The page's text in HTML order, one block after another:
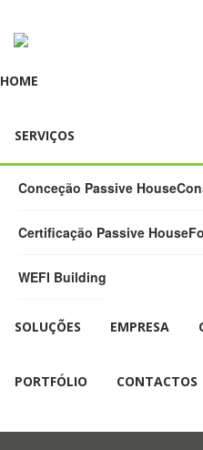
HOME
SERVIÇOS
Conceção Passive House
Certificação Passive House
WEFI Building
SOLUÇÕES EMPRESA
PORTFÓLIO CONTACTOS